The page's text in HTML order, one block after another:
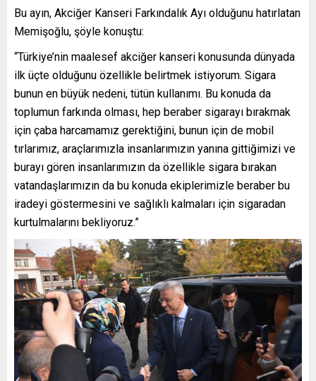
Bu ayın, Akciğer Kanseri Farkındalık Ayı olduğunu hatırlatan
Memişoğlu, şöyle konuştu:
“Türkiye’nin maalesef akciğer kanseri konusunda dünyada
ilk üçte olduğunu özellikle belirtmek istiyorum. Sigara
bunun en büyük nedeni, tütün kullanımı. Bu konuda da
toplumun farkında olması, hep beraber sigarayı bırakmak
için çaba harcamamız gerektiğini, bunun için de mobil
tırlarımız, araçlarımızla insanlarımızın yanına gittiğimizi ve
burayı gören insanlarımızın da özellikle sigara bırakan
vatandaşlarımızın da bu konuda ekiplerimizle beraber bu
iradeyi göstermesini ve sağlıklı kalmaları için sigaradan
kurtulmalarını bekliyoruz.”